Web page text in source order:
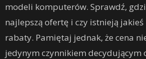
modeli komputerów. Sprawdź,
najlepszą ofertę i czy istnieją
rabaty. Pamiętaj jednak, że cena
jedynym czynnikiem decydującym